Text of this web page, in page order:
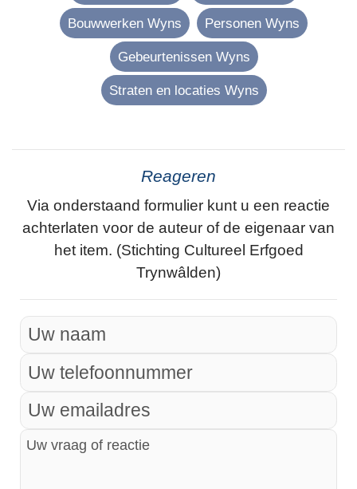
Bouwwerken Wyns Personen Wyns
Gebeurtenissen Wyns
Straten en locaties Wyns
Reageren
Via onderstaand formulier kunt u een reactie
achterlaten voor de auteur of de eigenaar van
het item. (Stichting Cultureel Erfgoed
Trynwâlden)